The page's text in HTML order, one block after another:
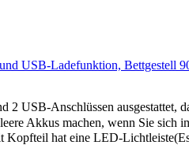
USB-Ladefunktion, Bettgestell
USB-Anschlüssen
Akkus machen, wenn Sie sich
hat eine LED-